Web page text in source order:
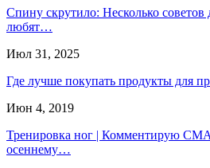
Спину скрутило: Несколько советов
любят…
Июл 31, 2025
Где лучше покупать продукты для
Июн 4, 2019
Тренировка ног | Комментирую
осеннему…